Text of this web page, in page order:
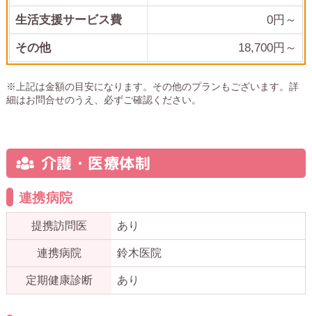
生活支援サービス費 0円～
その他 18,700円～
※上記は金額の目安になります。その他のプランもございます。詳
細はお問合せのうえ、必ずご確認ください。
介護・医療体制
連携病院
提携訪問医 あり
連携病院 鈴木医院
定期健康診断 あり